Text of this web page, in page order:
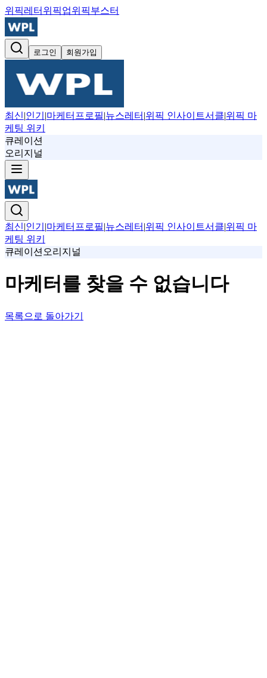
위픽레터 위픽업위픽부스터
로그인 회원가입
최신|인기 |마케터프로필|뉴스레터 |위픽 인사이트서클|위픽 마
케팅 위키
큐레이션
오리지널
최신|인기 |마케터프로필|뉴스레터 |위픽 인사이트서클|위픽 마
케팅 위키
큐레이션 오리지널
마케터를 찾을 수 없습니다
목록으로 돌아가기